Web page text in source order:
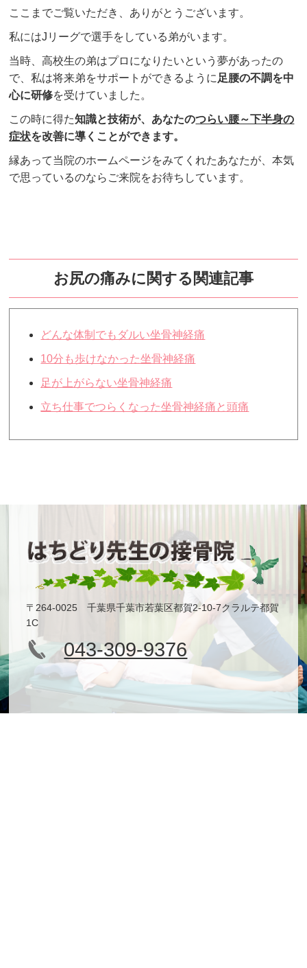
ここまでご覧いただき、ありがとうございます。
私にはJリーグで選手をしている弟がいます。
当時、高校生の弟はプロになりたいという夢があったの
で、私は将来弟をサポートができるように 足腰の不調を中
心に研修を受けていました。
この時に得た知識と技術が、 あなたのつらい腰～下半身の
症状を改善に導くことができます。
縁あって当院のホームページをみてくれたあなたが、本気
で思っているのならご来院をお待ちしています。
お尻の痛みに関する関連記事
どんな体制でもダルい坐骨神経痛
10分も歩けなかった坐骨神経痛
足が上がらない坐骨神経痛
立ち仕事でつらくなった坐骨神経痛と頭痛
〒264-0025 千葉県千葉市若葉区都賀2-10-7クラルテ都賀
1C
043-309-9376